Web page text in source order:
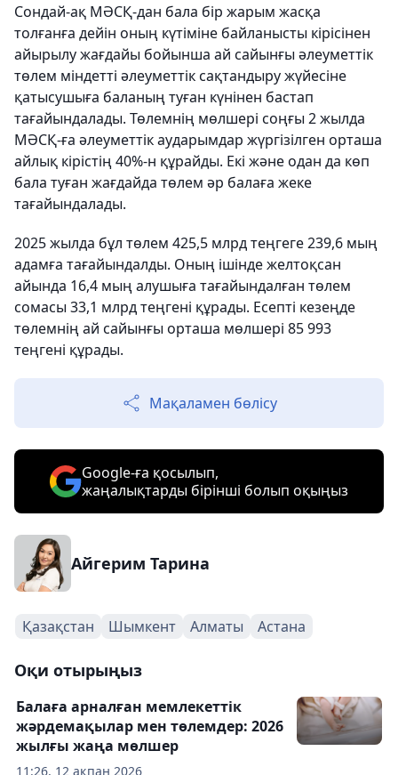
Сондай-ақ МӘСҚ-дан бала бір жарым жасқа
толғанға дейін оның күтіміне байланысты кірісінен
айырылу жағдайы бойынша ай сайынғы әлеуметтік
төлем міндетті әлеуметтік сақтандыру жүйесіне
қатысушыға баланың туған күнінен бастап
тағайындалады. Төлемнің мөлшері соңғы 2 жылда
МӘСҚ-ға әлеуметтік аударымдар жүргізілген орташа
айлық кірістің 40%-н құрайды. Екі және одан да көп
бала туған жағдайда төлем әр балаға жеке
тағайындалады.
2025 жылда бұл төлем 425,5 млрд теңгеге 239,6 мың
адамға тағайындалды. Оның ішінде желтоқсан
айында 16,4 мың алушыға тағайындалған төлем
сомасы 33,1 млрд теңгені құрады. Есепті кезеңде
төлемнің ай сайынғы орташа мөлшері 85 993
теңгені құрады.
Мақаламен бөлісу
Google-ға қосылып,
жаңалықтарды бірінші болып оқыңыз
Айгерим Тарина
Қазақстан Шымкент Алматы Астана
Оқи отырыңыз
11:26, 12 ақпан 2026
Балаға арналған мемлекеттік
жәрдемақылар мен төлемдер: 2026
жылғы жаңа мөлшер